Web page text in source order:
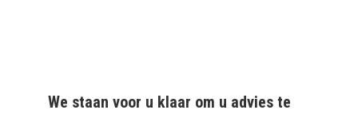
We staan voor u klaar om u advies te